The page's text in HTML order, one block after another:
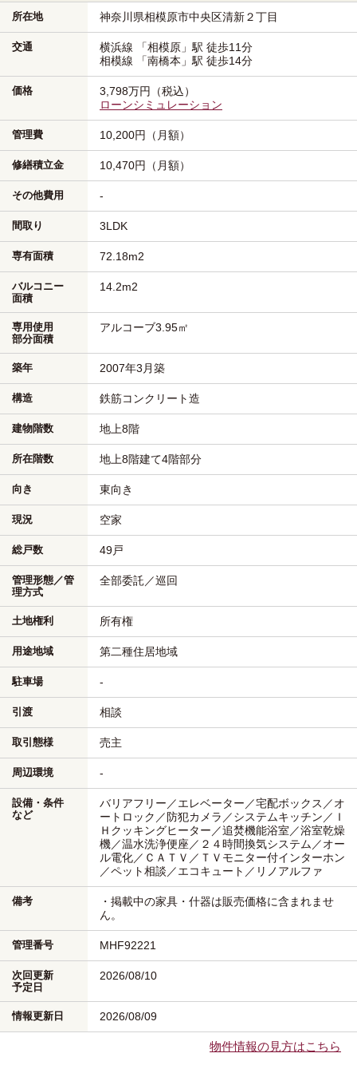
所在地 神奈川県相模原市中央区清新２丁目
交通 横浜線 「相模原」駅 徒歩11分
相模線
「南橋本」駅 徒歩14分
価格
3,798万円（税込）
ローンシミュレーション
管理費 10,200円（月額）
修繕積立金 10,470円（月額）
その他費用 -
間取り 3LDK
専有面積 72.18m2
バルコニー
面積
14.2m2
専用使用
部分面積
アルコーブ3.95㎡
築年 2007年3月築
構造 鉄筋コンクリート造
建物階数 地上8階
所在階数 地上8階建て4階部分
向き 東向き
現況 空家
総戸数 49戸
管理形態／管
理方式
全部委託／巡回
土地権利 所有権
用途地域 第二種住居地域
駐車場 -
引渡 相談
取引態様 売主
周辺環境 -
設備・条件
など
バリアフリー／エレベーター／宅配ボックス／オ
ートロック／防犯カメラ／システムキッチン／Ｉ
Ｈクッキングヒーター／追焚機能浴室／浴室乾燥
機／温水洗浄便座／２４時間換気システム／オー
ル電化／ＣＡＴＶ／ＴＶモニター付インターホン
／ペット相談／エコキュート／リノアルファ
備考
・掲載中の家具・什器は販売価格に含まれませ
ん。
管理番号 MHF92221
次回更新
予定日
2026/08/10
情報更新日 2026/08/09
物件情報の見方はこちら